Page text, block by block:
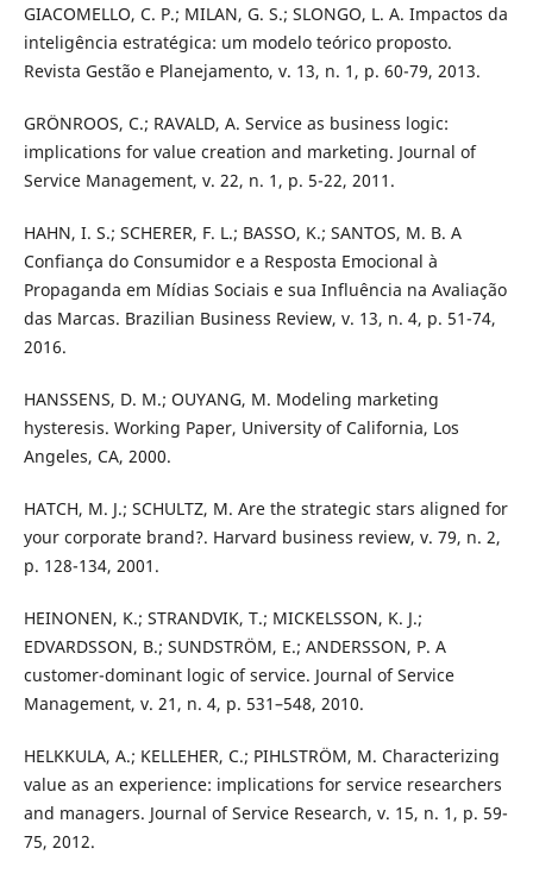
GIACOMELLO, C. P.; MILAN, G. S.; SLONGO, L. A. Impactos da
inteligência estratégica: um modelo teórico proposto.
Revista Gestão e Planejamento, v. 13, n. 1, p. 60-79, 2013.
GRÖNROOS, C.; RAVALD, A. Service as business logic:
implications for value creation and marketing. Journal of
Service Management, v. 22, n. 1, p. 5-22, 2011.
HAHN, I. S.; SCHERER, F. L.; BASSO, K.; SANTOS, M. B. A
Confiança do Consumidor e a Resposta Emocional à
Propaganda em Mídias Sociais e sua Influência na Avaliação
das Marcas. Brazilian Business Review, v. 13, n. 4, p. 51-74,
2016.
HANSSENS, D. M.; OUYANG, M. Modeling marketing
hysteresis. Working Paper, University of California, Los
Angeles, CA, 2000.
HATCH, M. J.; SCHULTZ, M. Are the strategic stars aligned for
your corporate brand?. Harvard business review, v. 79, n. 2,
p. 128-134, 2001.
HEINONEN, K.; STRANDVIK, T.; MICKELSSON, K. J.;
EDVARDSSON, B.; SUNDSTRÖM, E.; ANDERSSON, P. A
customer-dominant logic of service. Journal of Service
Management, v. 21, n. 4, p. 531–548, 2010.
HELKKULA, A.; KELLEHER, C.; PIHLSTRÖM, M. Characterizing
value as an experience: implications for service researchers
and managers. Journal of Service Research, v. 15, n. 1, p. 59-
75, 2012.